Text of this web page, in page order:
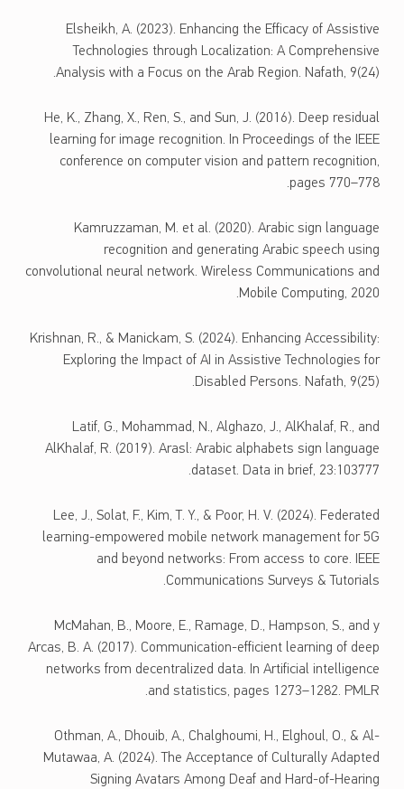
Elsheikh, A. (2023). Enhancing the Efficacy of Assistive
Technologies through Localization: A Comprehensive
Analysis with a Focus on the Arab Region. Nafath, 9(24).
He, K., Zhang, X., Ren, S., and Sun, J. (2016). Deep residual
learning for image recognition. In Proceedings of the IEEE
conference on computer vision and pattern recognition,
pages 770–778.
Kamruzzaman, M. et al. (2020). Arabic sign language
recognition and generating Arabic speech using
convolutional neural network. Wireless Communications and
Mobile Computing, 2020.
Krishnan, R., & Manickam, S. (2024). Enhancing Accessibility:
Exploring the Impact of AI in Assistive Technologies for
Disabled Persons. Nafath, 9(25).
Latif, G., Mohammad, N., Alghazo, J., AlKhalaf, R., and
AlKhalaf, R. (2019). Arasl: Arabic alphabets sign language
dataset. Data in brief, 23:103777.
Lee, J., Solat, F., Kim, T. Y., & Poor, H. V. (2024). Federated
learning-empowered mobile network management for 5G
and beyond networks: From access to core. IEEE
Communications Surveys & Tutorials.
McMahan, B., Moore, E., Ramage, D., Hampson, S., and y
Arcas, B. A. (2017). Communication-efficient learning of deep
networks from decentralized data. In Artificial intelligence
and statistics, pages 1273–1282. PMLR.
Othman, A., Dhouib, A., Chalghoumi, H., Elghoul, O., & Al-
Mutawaa, A. (2024). The Acceptance of Culturally Adapted
Signing Avatars Among Deaf and Hard-of-Hearing